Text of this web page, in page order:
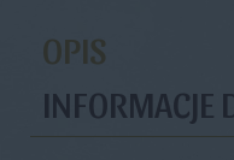
OPIS
INFORMACJE